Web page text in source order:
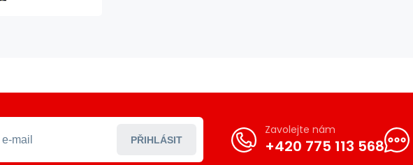
PŘIHLÁSIT
Zavolejte nám
+420 775 113 568